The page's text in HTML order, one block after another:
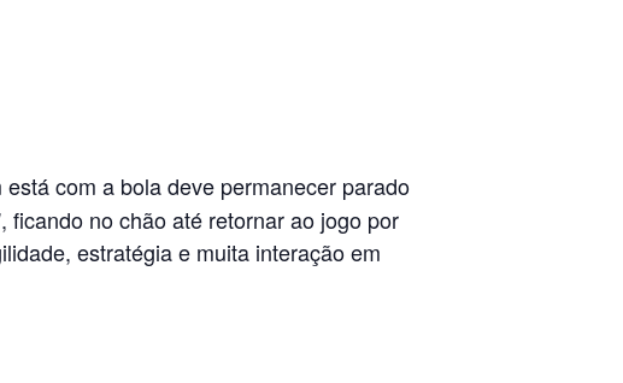
está com a bola deve permanecer parado
ficando no chão até retornar ao jogo por
estratégia e muita interação em